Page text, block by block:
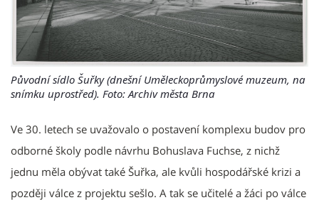
Původní sídlo Šuřky (dnešní Uměleckoprůmyslové muzeum, na
snímku uprostřed). Foto: Archiv města Brna
Ve 30. letech se uvažovalo o postavení komplexu budov pro
odborné školy podle návrhu Bohuslava Fuchse, z nichž
jednu měla obývat také Šuřka, ale kvůli hospodářské krizi a
později válce z projektu sešlo. A tak se učitelé a žáci po válce